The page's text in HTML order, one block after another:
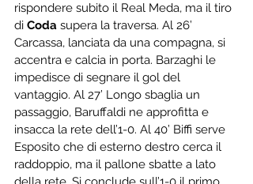
rispondere subito il Real Meda, ma il tiro
di Coda supera la traversa. Al 26’
Carcassa, lanciata da una compagna, si
accentra e calcia in porta. Barzaghi le
impedisce di segnare il gol del
vantaggio. Al 27’ Longo sbaglia un
passaggio, Baruffaldi ne approfitta e
insacca la rete dell’1-0. Al 40’ Biffi serve
Esposito che di esterno destro cerca il
raddoppio, ma il pallone sbatte a lato